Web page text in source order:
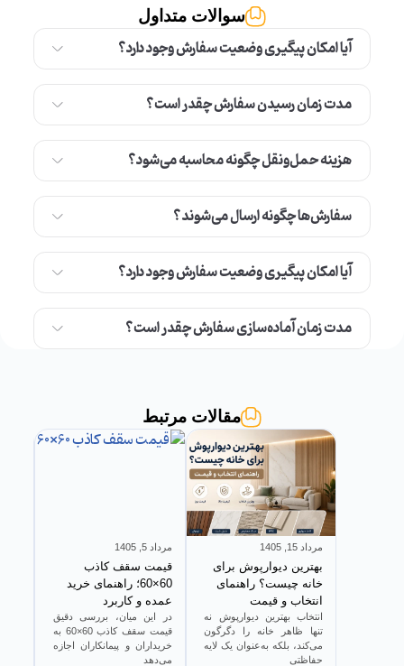
سوالات متداول
آیا امکان پیگیری وضعیت سفارش وجود دارد؟
مدت زمان رسیدن سفارش چقدر است؟
هزینه حمل‌ونقل چگونه محاسبه می‌شود؟
سفارش‌ها چگونه ارسال می‌شوند؟
آیا امکان پیگیری وضعیت سفارش وجود دارد؟
مدت زمان آماده‌سازی سفارش چقدر است؟
مقالات مرتبط
مرداد 15, 1405
بهترین دیوارپوش برای
خانه چیست؟ راهنمای
انتخاب و قیمت
انتخاب بهترین دیوارپوش نه
تنها ظاهر خانه را دگرگون
می‌کند، بلکه به‌عنوان یک لایه
حفاظتی
مرداد 5, 1405
قیمت سقف کاذب
60×60؛ راهنمای خرید
عمده و کاربرد
در این میان، بررسی دقیق
قیمت سقف کاذب 60×60 به
خریداران و پیمانکاران اجازه
می‌دهد